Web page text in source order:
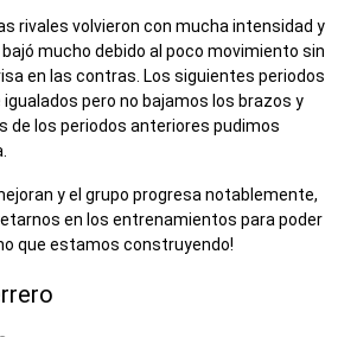
rivales volvieron con mucha intensidad y
mucho debido al poco movimiento sin
en las contras. Los siguientes periodos
pero no bajamos los brazos y
de los periodos anteriores pudimos
y el grupo progresa notablemente,
en los entrenamientos para poder
que estamos construyendo!